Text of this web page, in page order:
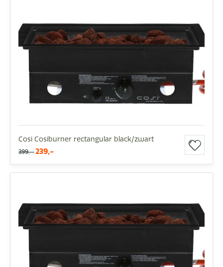
Cosi Cosiburner rectangular black/zwart
399,- 239,-